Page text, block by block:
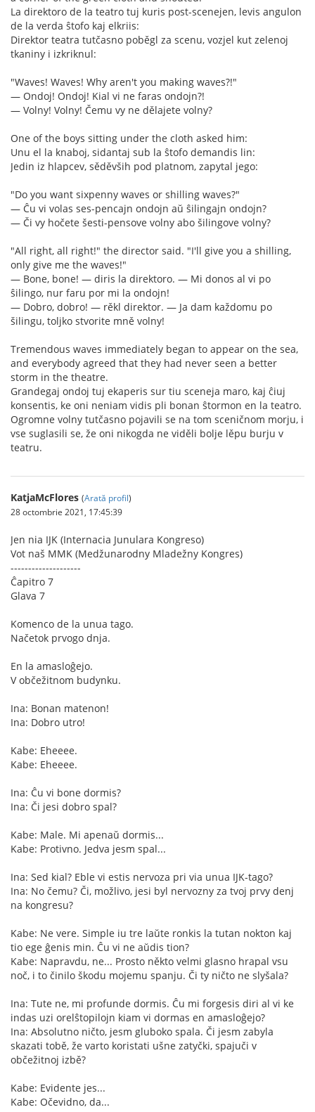
La direktoro de la teatro tuj kuris post-scenejen, levis angulon
de la verda ŝtofo kaj elkriis:
Direktor teatra tutčasno poběgl za scenu, vozjel kut zelenoj
tkaniny i izkriknul:
"Waves! Waves! Why aren't you making waves?!"
— Ondoj! Ondoj! Kial vi ne faras ondojn?!
— Volny! Volny! Čemu vy ne dělajete volny?
One of the boys sitting under the cloth asked him:
Unu el la knaboj, sidantaj sub la ŝtofo demandis lin:
Jedin iz hlapcev, sěděvših pod platnom, zapytal jego:
"Do you want sixpenny waves or shilling waves?"
— Ĉu vi volas ses-pencajn ondojn aŭ ŝilingajn ondojn?
— Či vy hočete šesti-pensove volny abo šilingove volny?
"All right, all right!" the director said. "I'll give you a shilling,
only give me the waves!"
— Bone, bone! — diris la direktoro. — Mi donos al vi po
ŝilingo, nur faru por mi la ondojn!
— Dobro, dobro! — rěkl direktor. — Ja dam každomu po
šilingu, toljko stvorite mně volny!
Tremendous waves immediately began to appear on the sea,
and everybody agreed that they had never seen a better
storm in the theatre.
Grandegaj ondoj tuj ekaperis sur tiu sceneja maro, kaj ĉiuj
konsentis, ke oni neniam vidis pli bonan ŝtormon en la teatro.
Ogromne volny tutčasno pojavili se na tom sceničnom morju, i
vse suglasili se, že oni nikogda ne viděli bolje lěpu burju v
teatru.
KatjaMcFlores (Arată profil)
28 octombrie 2021, 17:45:39
Jen nia IJK (Internacia Junulara Kongreso)
Vot naš MMK (Medžunarodny Mladežny Kongres)
--------------------
Ĉapitro 7
Glava 7
Komenco de la unua tago.
Načetok prvogo dnja.
En la amasloĝejo.
V občežitnom budynku.
Ina: Bonan matenon!
Ina: Dobro utro!
Kabe: Eheeee.
Kabe: Eheeee.
Ina: Ĉu vi bone dormis?
Ina: Či jesi dobro spal?
Kabe: Male. Mi apenaŭ dormis...
Kabe: Protivno. Jedva jesm spal...
Ina: Sed kial? Eble vi estis nervoza pri via unua IJK-tago?
Ina: No čemu? Či, možlivo, jesi byl nervozny za tvoj prvy denj
na kongresu?
Kabe: Ne vere. Simple iu tre laŭte ronkis la tutan nokton kaj
tio ege ĝenis min. Ĉu vi ne aŭdis tion?
Kabe: Napravdu, ne... Prosto někto velmi glasno hrapal vsu
noč, i to činilo škodu mojemu spanju. Či ty ničto ne slyšala?
Ina: Tute ne, mi profunde dormis. Ĉu mi forgesis diri al vi ke
indas uzi orelŝtopilojn kiam vi dormas en amasloĝejo?
Ina: Absolutno ničto, jesm gluboko spala. Či jesm zabyla
skazati tobě, že varto koristati ušne zatyčki, spajuči v
občežitnoj izbě?
Kabe: Evidente jes...
Kabe: Očevidno, da...